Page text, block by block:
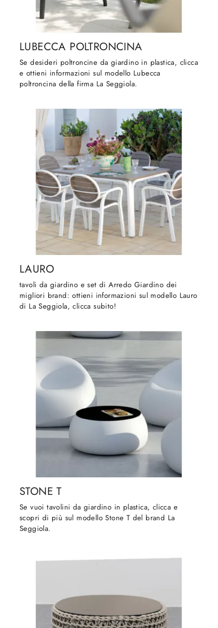
LUBECCA POLTRONCINA
Se desideri poltroncine da giardino in plastica, clicca
e ottieni informazioni sul modello Lubecca
poltroncina della firma La Seggiola.
LAURO
tavoli da giardino e set di Arredo Giardino dei
migliori brand: ottieni informazioni sul modello Lauro
di La Seggiola, clicca subito!
STONE T
Se vuoi tavolini da giardino in plastica, clicca e
scopri di più sul modello Stone T del brand La
Seggiola.